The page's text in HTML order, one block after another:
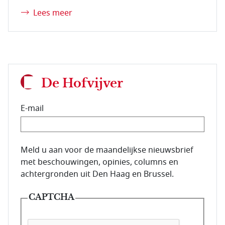
Lees meer
De Hofvijver
E-mail
E-mailadres van de abonnee.
Meld u aan voor de maandelijkse nieuwsbrief
met beschouwingen, opinies, columns en
achtergronden uit Den Haag en Brussel.
CAPTCHA